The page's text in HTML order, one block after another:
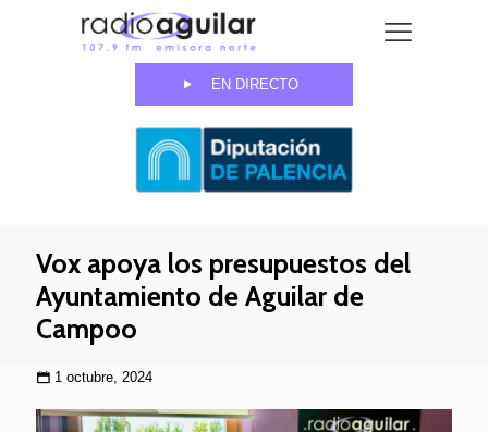
EN DIRECTO
Vox apoya los presupuestos del
Ayuntamiento de Aguilar de
Campoo
1 octubre, 2024